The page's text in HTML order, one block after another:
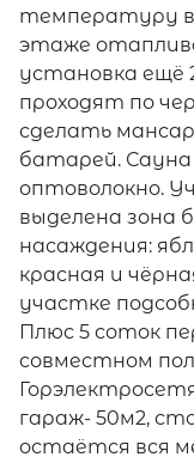
температуру в
этаже
установка ещё
проходят по
сделать
батарей.
оптоволокно.
выделена зона
насаждения:
красная и
участке
Плюс 5 соток
совместном
гараж- 50м2,
остаётся вся